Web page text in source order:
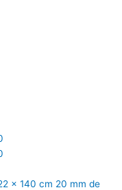
x 140 cm 20 mm de